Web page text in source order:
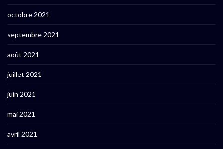
octobre 2021
septembre 2021
août 2021
juillet 2021
juin 2021
mai 2021
avril 2021